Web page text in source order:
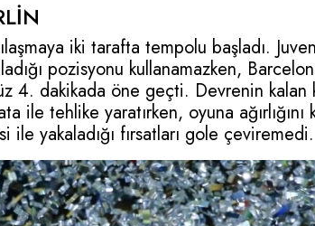
iki tarafta tempolu başladı.
pozisyonu kullanamazken,
4. dakikada öne geçti. Devrenin kalan
ile tehlike yaratırken, oyuna
ile yakaladığı fırsatları gole çeviremedi.